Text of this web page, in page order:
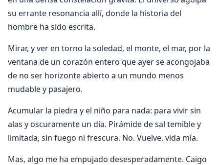
su errante resonancia allí, donde la historia del
hombre ha sido escrita.
Mirar, y ver en torno la soledad, el monte, el mar, por la
ventana de un corazón entero que ayer se acongojaba
de no ser horizonte abierto a un mundo menos
mudable y pasajero.
Acumular la piedra y el niño para nada: para vivir sin
alas y oscuramente un día. Pirámide de sal temible y
limitada, sin fuego ni frescura. No. Vuelve, vida mía.
Mas, algo me ha empujado desesperadamente. Caigo